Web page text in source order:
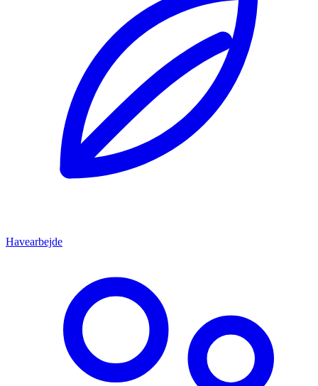
Havearbejde